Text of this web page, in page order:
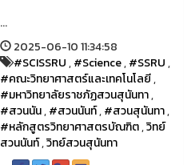
...
2025-06-10 11:34:58
#SCISSRU,#Science,#SSRU,
#คณะวิทยาศาสตร์และเทคโนโลยี,
#มหาวิทยาลัยราชภัฏสวนสุนันทา,
#สวนนัน,#สวนนันท์,#สวนสุนันทา,
#หลักสูตรวิทยาศาสตรบัณฑิต,วิทย์
สวนนันท์,วิทย์สวนสุนันทา